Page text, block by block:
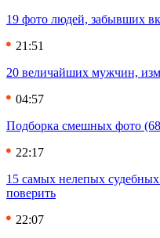
19 фото людей, забывших
21:51
20 величайших мужчин,
04:57
Подборка смешных фото
22:17
15 самых нелепых
поверить
22:07